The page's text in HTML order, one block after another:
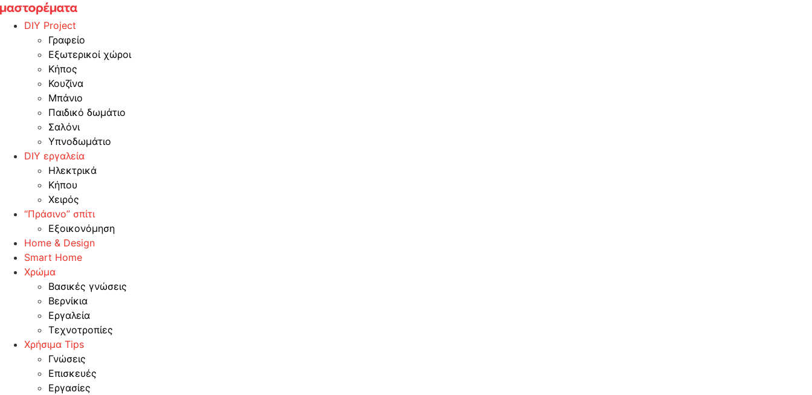
Skip
DIY Project
Γραφείο
Εξωτερικοί χώροι
Κήπος
Κουζίνα
Μπάνιο
Παιδικό δωμάτιο
Σαλόνι
Υπνοδωμάτιο
DIY εργαλεία
Ηλεκτρικά
Κήπου
Χειρός
“Πράσινο” σπίτι
Εξοικονόμηση
Home & Design
Smart Home
Χρώμα
Βασικές γνώσεις
Βερνίκια
Εργαλεία
Τεχνοτροπίες
Χρήσιμα Tips
Γνώσεις
Επισκευές
Εργασίες